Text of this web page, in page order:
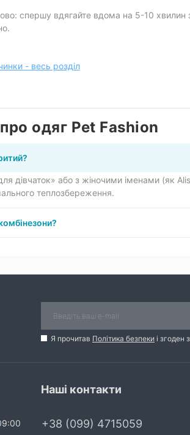
спершу вдягайте вдома на 5-10 хвилин
- весь розділ
одяг Pet Fashion
дівчаток» або з жіночими іменами (як
теплозбереження.
Я прочитав Політика безпеки і згоден
Наші контакти
+38 (099) 4715059